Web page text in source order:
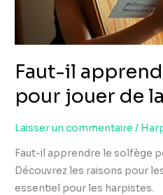
Faut-il
pour jouer de
Laisser un commentaire /
Faut-il apprendre le solfège
Découvrez les raisons pour
essentiel pour les harpistes.
harpe
?